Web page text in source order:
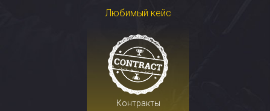
Любимый кейс
Контракты